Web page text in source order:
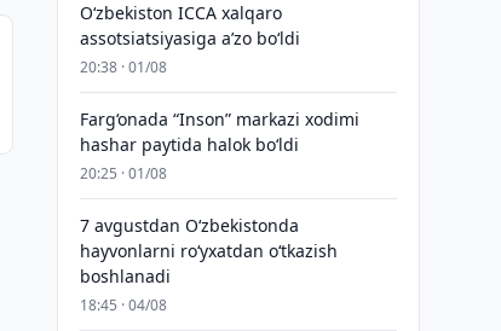
O‘zbekiston ICCA xalqaro
assotsiatsiyasiga aʼzo bo‘ldi
20:38 · 01/08
Farg‘onada “Inson” markazi xodimi
hashar paytida halok bo‘ldi
20:25 · 01/08
7 avgustdan O‘zbekistonda
hayvonlarni ro‘yxatdan o‘tkazish
boshlanadi
18:45 · 04/08